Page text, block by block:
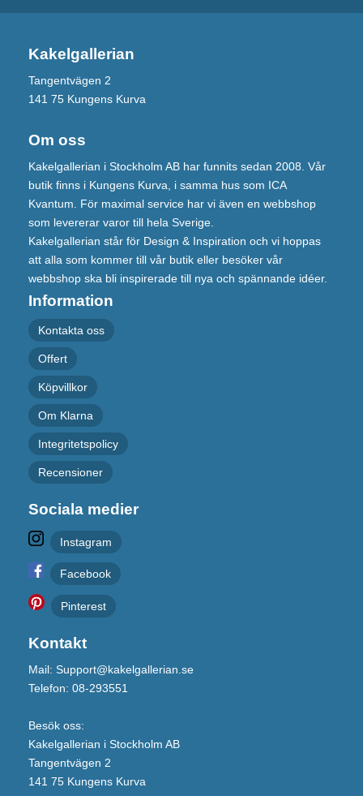
Kakelgallerian
Tangentvägen 2
141 75 Kungens Kurva
Om oss
Kakelgallerian i Stockholm AB har funnits sedan 2008. Vår
butik finns i Kungens Kurva, i samma hus som ICA
Kvantum. För maximal service har vi även en webbshop
som levererar varor till hela Sverige.
Kakelgallerian står för Design & Inspiration och vi hoppas
att alla som kommer till vår butik eller besöker vår
webbshop ska bli inspirerade till nya och spännande idéer.
Information
Kontakta oss
Offert
Köpvillkor
Om Klarna
Integritetspolicy
Recensioner
Sociala medier
Instagram
Facebook
Pinterest
Kontakt
Mail: Support@kakelgallerian.se
Telefon: 08-293551
Besök oss:
Kakelgallerian i Stockholm AB
Tangentvägen 2
141 75 Kungens Kurva